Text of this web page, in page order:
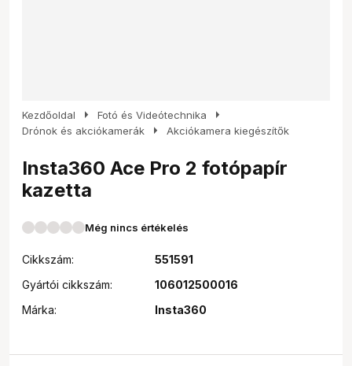
Kezdőoldal arrow_right Fotó és Videótechnika arrow_right
Drónok és akciókamerák arrow_right Akciókamera kiegészítők
Insta360 Ace Pro 2 fotópapír
kazetta
Még nincs értékelés
Cikkszám:
551591
Gyártói cikkszám:
106012500016
Márka:
Insta360